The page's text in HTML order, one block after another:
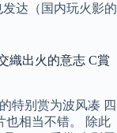
达（国内玩火影的
織出火的意志 C賞
特别赏为波风凑 四
也相当不错。 除此